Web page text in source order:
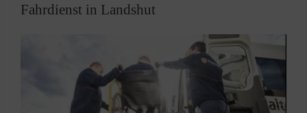
Fahrdienst in Landshut